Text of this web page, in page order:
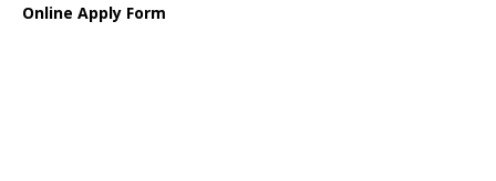
Online Apply Form